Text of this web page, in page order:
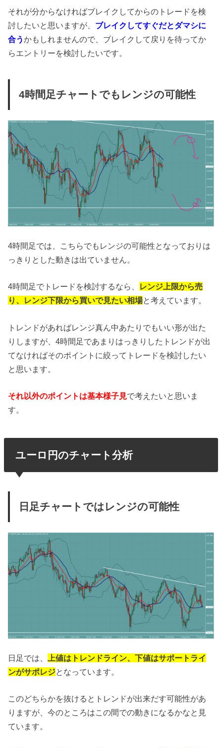
それが分からなければブレイクしてからのトレードを検
討したいと思いますが、 ブレイクしてすぐだとダマシに
合うかもしれませんので、ブレイクして戻りを待ってか
らエントリーを検討したいです。
4時間足チャートでもレンジの可能性
4時間足では、こちらでもレンジの可能性となっておりは
っきりとした動きは出ていません。
4時間足でトレードを検討するなら、 レンジ上限から売
り、レンジ下限から買いで見たい相場と考えています。
トレンドがあればレンジ真ん中あたりでもいい形が出た
りしますが、4時間足であまりはっきりしたトレンドが出
てなければそのポイントに絞ってトレードを検討したい
と思います。
それ以外のポイントは基本様子見で考えたいと思いま
す。
ユーロ円のチャート分析
日足チャートではレンジの可能性
日足では、
上値はトレンドライン、下値はサポートライ
ンがサポレジとなっています。
このどちらかを抜けるとトレンドが出来だす可能性があ
りますが、今のところはこの間での動きになるかなと見
ています。